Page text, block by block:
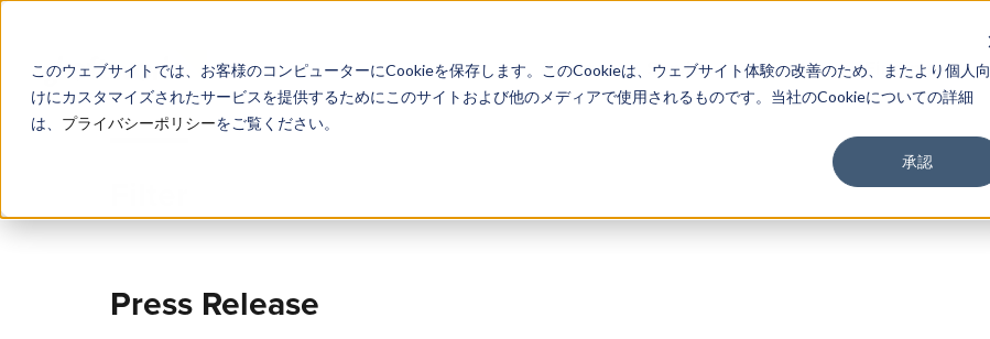
このウェブサイトでは、お客様のコンピューターにCookieを保存します。このCookieは、ウェブサイト体験の改善のため、またより個人向
けにカスタマイズされたサービスを提供するためにこのサイトおよび他のメディアで使用されるものです。当社のCookieについての詳細
は、 プライバシーポリシーをご覧ください。
承認
About Service Work Findings
Press Release